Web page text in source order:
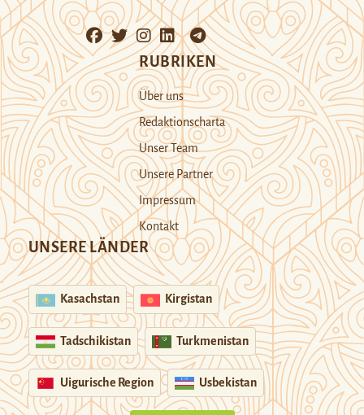
RUBRIKEN
Über uns
Redaktionscharta
Unser Team
Unsere Partner
Impressum
Kontakt
UNSERE LÄNDER
Kasachstan Kirgistan
Tadschikistan Turkmenistan
Uigurische Region Usbekistan